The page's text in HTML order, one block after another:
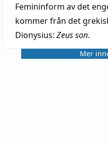
Femininform av det
kommer från det
Dionysius: Zeus son.
Mer